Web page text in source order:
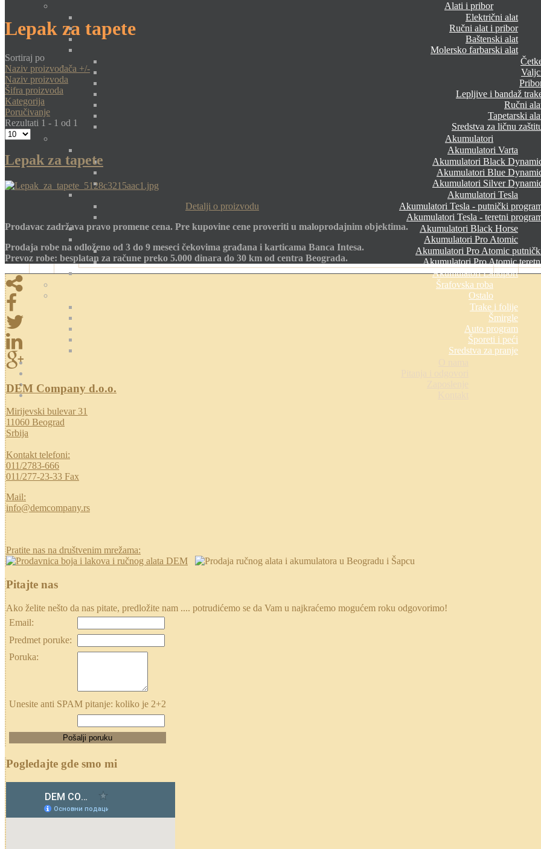
Alati i pribor
Električni alat
Ručni alat i pribor
Baštenski alat
Molersko farbarski alat
Lepljive i bandaž
Ručni
Tapetarski
Sredstva za ličnu
Akumulatori
Akumulatori Varta
Akumulatori Black
Akumulatori Blue
Akumulatori Silver
Akumulatori Tesla
Akumulatori Tesla - putnički
Akumulatori Tesla - teretni
Akumulatori Black Horse
Akumulatori Pro Atomic
Akumulatori Pro Atomic
Akumulatori Pro Atomic
Akumulatori Landport
Šrafovska roba
Ostalo
Trake i folije
Šmirgle
Auto program
Šporeti i peći
Sredstva za pranje
Lepak za tapete
Sortiraj po
Naziv proizvođača +/-
Naziv proizvoda
Šifra proizvoda
Kategorija
Poručivanje
Rezultati 1 - 1 od 1
Lepak za tapete
Detalji o proizvodu
Prodavac zadržava pravo promene cena. Pre kupovine cene proveriti u maloprodajnim objektima.
Prodaja robe na odloženo od 3 do 9 meseci čekovima građana i karticama Banca Intesa.
Prevoz robe: besplatan za račune preko 5.000 dinara do 30 km od centra Beograda.
DEM Company d.o.o.
Mirijevski bulevar 31
11060 Beograd
Srbija
Kontakt telefoni:
011/2783-666
011/277-23-33 Fax
Mail:
info@demcompany.rs
Pratite nas na društvenim mrežama:
Pitajte nas
Ako želite nešto da nas pitate, predložite nam .... potrudićemo se da Vam u najkraćemo mogućem roku odgovorimo!
Email:
Predmet poruke:
Poruka:
Unesite anti SPAM pitanje: koliko je 2+2
Pogledajte gde smo mi